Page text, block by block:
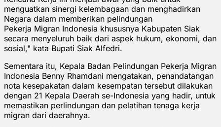
menguatkan sinergi kelembagaan dan menghadirkan
Negara dalam memberikan pelindungan
Pekerja Migran Indonesia khususnya Kabupaten Siak
secara menyeluruh baik dari aspek hukum, ekonomi, dan
sosial," kata Bupati Siak Alfedri.
Sementara itu, Kepala Badan Pelindungan Pekerja Migran
Indonesia Benny Rhamdani mengatakan, penandatangan
nota kesepakatan dalam kesempatan tersebut dilakukan
dengan 21 Kepala Daerah se-Indonesia yang hadir, untuk
memastikan perlindungan dan pelatihan tenaga kerja
migran dari daerahnya.